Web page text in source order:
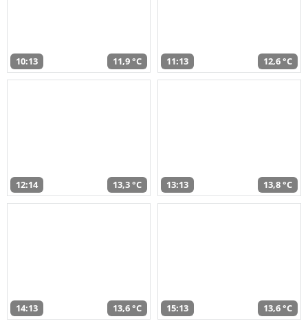
10:13 11,9 °C 11:13 12,6 °C
12:14 13,3 °C 13:13 13,8 °C
14:13 13,6 °C 15:13 13,6 °C